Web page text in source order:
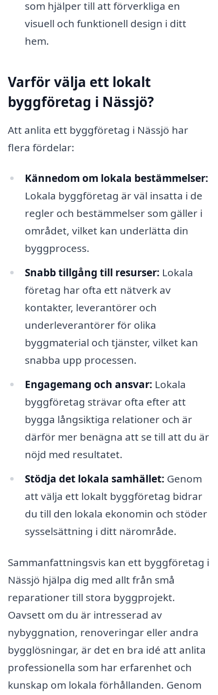
som hjälper till att förverkliga en
visuell och funktionell design i ditt
hem.
Varför välja ett lokalt
byggföretag i Nässjö?
Att anlita ett byggföretag i Nässjö har
flera fördelar:
Kännedom om lokala bestämmelser:
Lokala byggföretag är väl insatta i de
regler och bestämmelser som gäller i
området, vilket kan underlätta din
byggprocess.
Snabb tillgång till resurser: Lokala
företag har ofta ett nätverk av
kontakter, leverantörer och
underleverantörer för olika
byggmaterial och tjänster, vilket kan
snabba upp processen.
Engagemang och ansvar: Lokala
byggföretag strävar ofta efter att
bygga långsiktiga relationer och är
därför mer benägna att se till att du är
nöjd med resultatet.
Stödja det lokala samhället: Genom
att välja ett lokalt byggföretag bidrar
du till den lokala ekonomin och stöder
sysselsättning i ditt närområde.
Sammanfattningsvis kan ett byggföretag i
Nässjö hjälpa dig med allt från små
reparationer till stora byggprojekt.
Oavsett om du är intresserad av
nybyggnation, renoveringar eller andra
bygglösningar, är det en bra idé att anlita
professionella som har erfarenhet och
kunskap om lokala förhållanden. Genom